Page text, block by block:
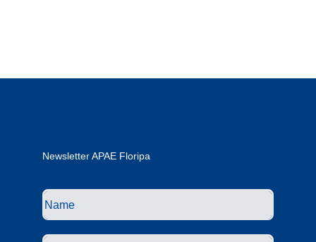
Newsletter APAE Floripa